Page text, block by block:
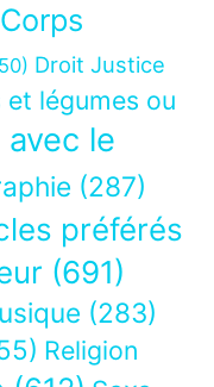
Corps
Droit Justice
et légumes ou
avec le
(287)
préférés
(691)
(283)
Religion